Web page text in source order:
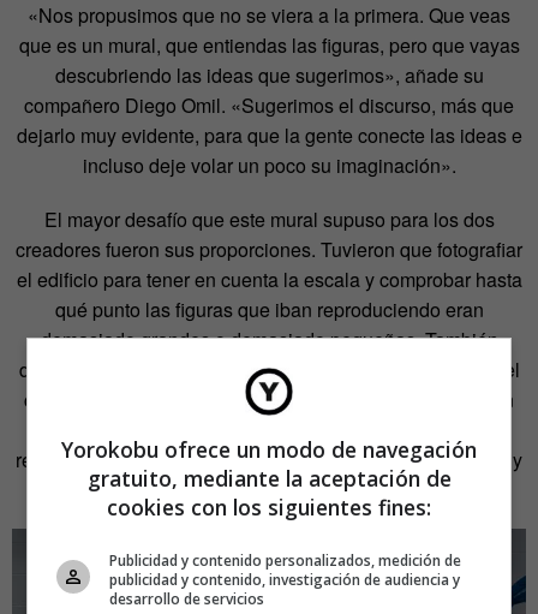
«Nos propusimos que no se viera a la primera. Que veas
que es un mural, que entiendas las figuras, pero que vayas
descubriendo las ideas que sugerimos», añade su
compañero Diego Omil. «Sugerimos el discurso, más que
dejarlo muy evidente, para que la gente conecte las ideas e
incluso deje volar un poco su imaginación».
El mayor desafío que este mural supuso para los dos
creadores fueron sus proporciones. Tuvieron que fotografiar
el edificio para tener en cuenta la escala y comprobar hasta
qué punto las figuras que iban reproduciendo eran
demasiado grandes o demasiado pequeñas. También
debían controlar que el brillo del azulejo y la intensidad del
color no hicieran que se perdieran ciertos elementos. «En
reproducción, cómo han quedado los niveles de opacidad y
las texturas», afirma Omil.
Yorokobu ofrece un modo de navegación
gratuito, mediante la aceptación de
cookies con los siguientes fines:
Publicidad y contenido personalizados, medición de
publicidad y contenido, investigación de audiencia y
desarrollo de servicios